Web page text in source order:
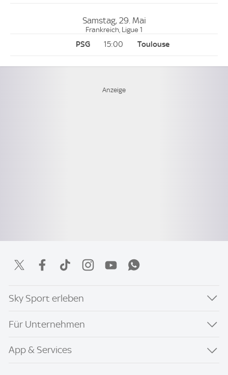
Samstag, 29. Mai
Frankreich, Ligue 1
15:00
Sky Sport erleben
Für Unternehmen
App & Services